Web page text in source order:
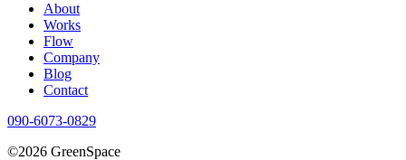
About
Works
Flow
Company
Blog
Contact
090-6073-0829
©2026 GreenSpace